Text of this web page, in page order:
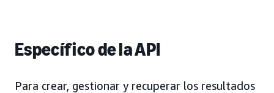
Específico de la API
Para crear, gestionar y recuperar los resultados